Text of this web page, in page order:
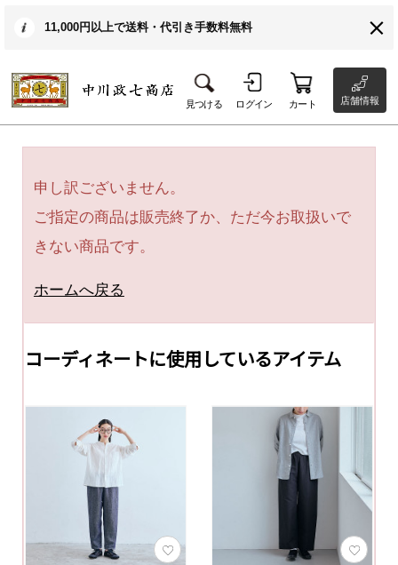
11,000円以上で送料・代引き手数料無料
見つける ログイン カート 店舗情報
申し訳ございません。
ご指定の商品は販売終了か、ただ今お取扱いで
きない商品です。
ホームへ戻る
コーディネートに使用しているアイテム